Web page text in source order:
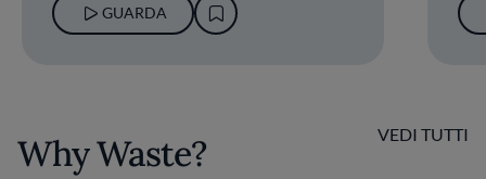
GUARDA
Why Waste? VEDI TUTTI